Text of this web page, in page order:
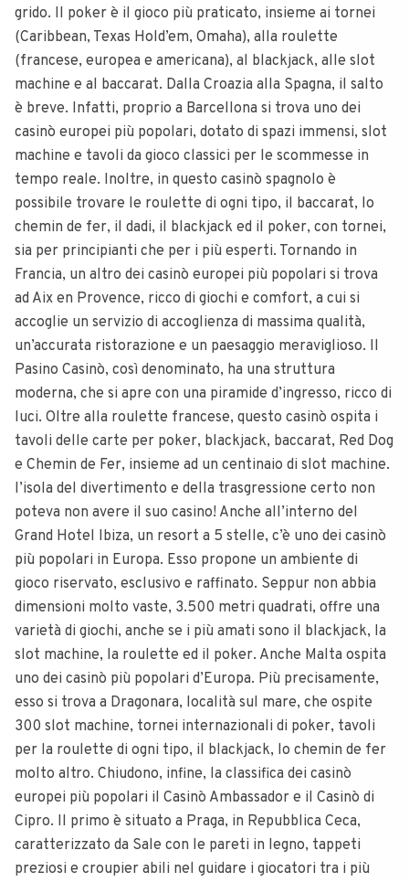
grido. Il poker è il gioco più praticato, insieme ai tornei
(Caribbean, Texas Hold’em, Omaha), alla roulette
(francese, europea e americana), al blackjack, alle slot
machine e al baccarat. Dalla Croazia alla Spagna, il salto
è breve. Infatti, proprio a Barcellona si trova uno dei
casinò europei più popolari, dotato di spazi immensi, slot
machine e tavoli da gioco classici per le scommesse in
tempo reale. Inoltre, in questo casinò spagnolo è
possibile trovare le roulette di ogni tipo, il baccarat, lo
chemin de fer, il dadi, il blackjack ed il poker, con tornei,
sia per principianti che per i più esperti. Tornando in
Francia, un altro dei casinò europei più popolari si trova
ad Aix en Provence, ricco di giochi e comfort, a cui si
accoglie un servizio di accoglienza di massima qualità,
un’accurata ristorazione e un paesaggio meraviglioso. Il
Pasino Casinò, così denominato, ha una struttura
moderna, che si apre con una piramide d’ingresso, ricco di
luci. Oltre alla roulette francese, questo casinò ospita i
tavoli delle carte per poker, blackjack, baccarat, Red Dog
e Chemin de Fer, insieme ad un centinaio di slot machine.
l’isola del divertimento e della trasgressione certo non
poteva non avere il suo casino! Anche all’interno del
Grand Hotel Ibiza, un resort a 5 stelle, c’è uno dei casinò
più popolari in Europa. Esso propone un ambiente di
gioco riservato, esclusivo e raffinato. Seppur non abbia
dimensioni molto vaste, 3.500 metri quadrati, offre una
varietà di giochi, anche se i più amati sono il blackjack, la
slot machine, la roulette ed il poker. Anche Malta ospita
uno dei casinò più popolari d’Europa. Più precisamente,
esso si trova a Dragonara, località sul mare, che ospite
300 slot machine, tornei internazionali di poker, tavoli
per la roulette di ogni tipo, il blackjack, lo chemin de fer
molto altro. Chiudono, infine, la classifica dei casinò
europei più popolari il Casinò Ambassador e il Casinò di
Cipro. Il primo è situato a Praga, in Repubblica Ceca,
caratterizzato da Sale con le pareti in legno, tappeti
preziosi e croupier abili nel guidare i giocatori tra i più